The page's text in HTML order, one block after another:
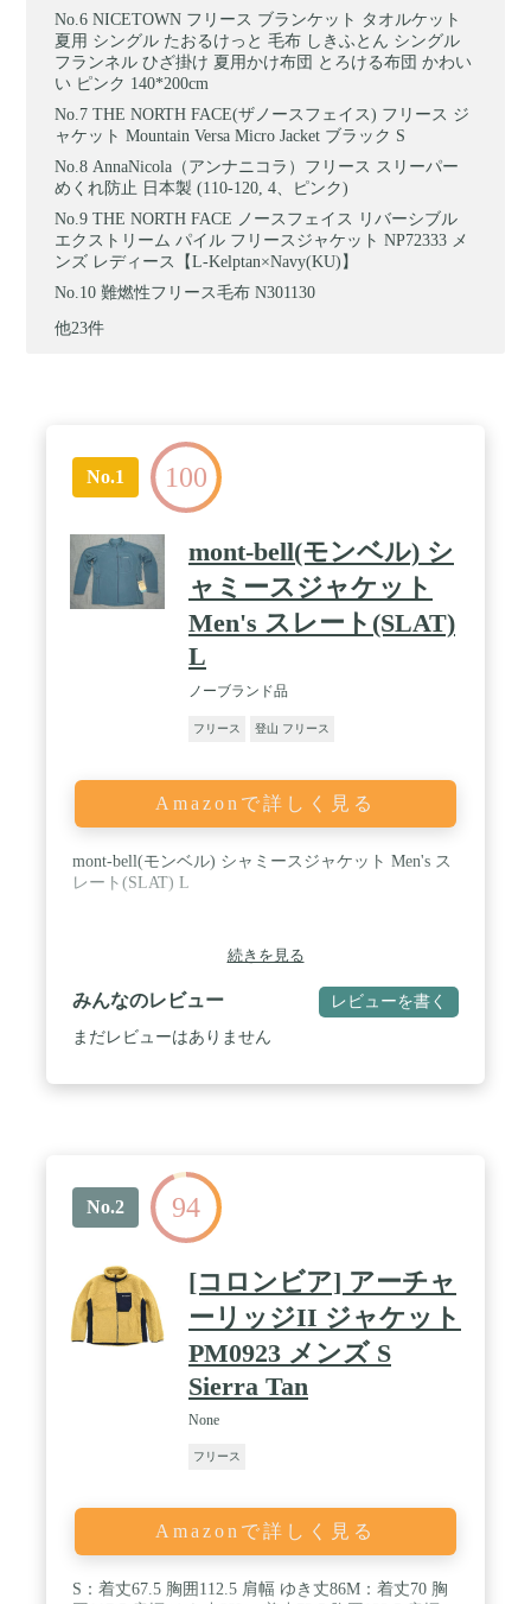
NICETOWN フリース ブランケット タオルケット
夏用 シングル たおるけっと 毛布 しきふとん シングル
フランネル ひざ掛け 夏用かけ布団 とろける布団 かわい
い ピンク 140*200cm
THE NORTH FACE(ザノースフェイス) フリース ジ
ャケット Mountain Versa Micro Jacket ブラック S
AnnaNicola（アンナニコラ）フリース スリーパー
めくれ防止 日本製 (110-120, 4、ピンク)
THE NORTH FACE ノースフェイス リバーシブル
エクストリーム パイル フリースジャケット NP72333 メ
ンズ レディース【L-Kelptan×Navy(KU)】
難燃性フリース毛布 N301130
他23件
No.1 100
mont-bell(モンベル) シ
ャミースジャケット
Men's スレート(SLAT)
L
ノーブランド品
フリース 登山 フリース
Amazonで詳しく見る
mont-bell(モンベル) シャミースジャケット Men's ス
レート(SLAT) L
続きを見る
みんなのレビュー レビューを書く
まだレビューはありません
No.2 94
[コロンビア] アーチャ
ーリッジII ジャケット
PM0923 メンズ S
Sierra Tan
None
フリース
Amazonで詳しく見る
S：着丈67.5 胸囲112.5 肩幅 ゆき丈86M：着丈70 胸